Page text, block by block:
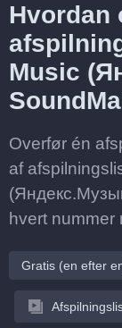
Hvordan
Music
Overfør én
af
hvert nummer
Gratis (en efter